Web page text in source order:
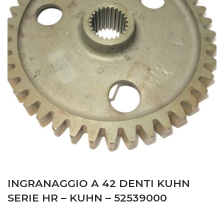
INGRANAGGIO A 42 DENTI KUHN
SERIE HR – KUHN – 52539000